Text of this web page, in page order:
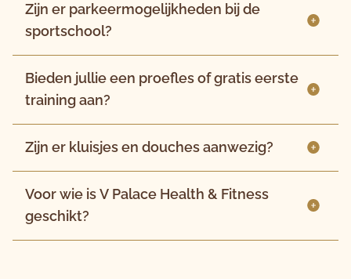
Zijn er parkeermogelijkheden bij de
sportschool?
Bieden jullie een proefles of gratis eerste
training aan?
Zijn er kluisjes en douches aanwezig?
Voor wie is V Palace Health & Fitness
geschikt?